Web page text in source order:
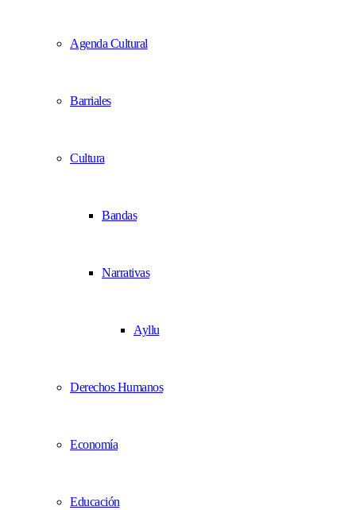
Agenda Cultural
Barriales
Cultura
Bandas
Narrativas
Ayllu
Derechos Humanos
Economía
Educación